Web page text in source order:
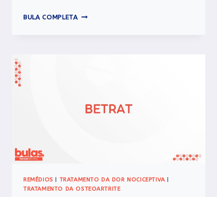
BULA COMPLETA ALGINAC
REMÉDIOS TRATAMENTO DA DOR NOCICEPTIVA|
TRATAMENTO DA OSTEOARTRITE